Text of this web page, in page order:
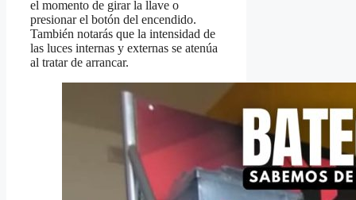
el momento de girar la llave o
presionar el botón del encendido.
También notarás que la intensidad de
las luces internas y externas se atenúa
al tratar de arrancar.